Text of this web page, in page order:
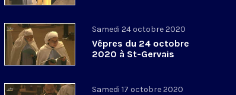
Samedi 24 octobre 2020
Vêpres du 24 octobre
2020 à St-Gervais
Samedi 17 octobre 2020